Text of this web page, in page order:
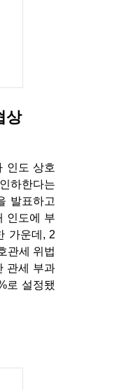
상
인도 상호
하한다는
발표하고
인도에 부
가운데, 2
관세 위법
관세 부과
로 설정됐